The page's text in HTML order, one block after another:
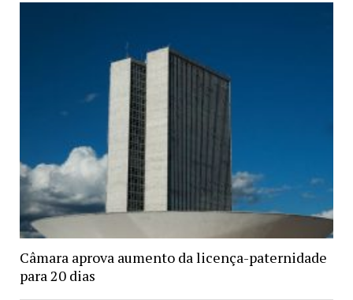
Câmara aprova aumento da licença-paternidade
para 20 dias